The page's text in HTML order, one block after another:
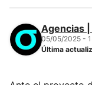
Agencias |
05/05/2025 -
Última